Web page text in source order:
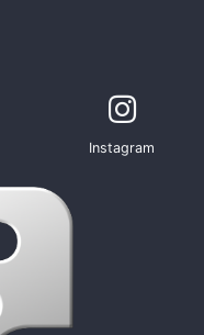
Instagram